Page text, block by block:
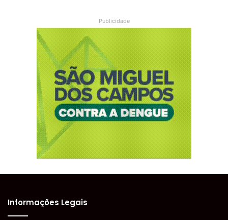
Publicidade
Informações Legais